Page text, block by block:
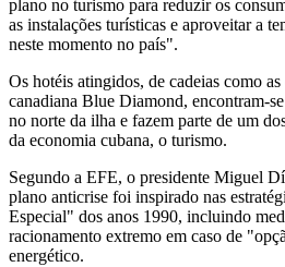
plano no turismo para reduzir os
as instalações turísticas e aproveitar a
neste momento no país".
Os hotéis atingidos, de cadeias como
canadiana Blue Diamond, encontram-
no norte da ilha e fazem parte de um
da economia cubana, o turismo.
Segundo a EFE, o presidente Miguel
plano anticrise foi inspirado nas
Especial" dos anos 1990, incluindo
racionamento extremo em caso de
energético.